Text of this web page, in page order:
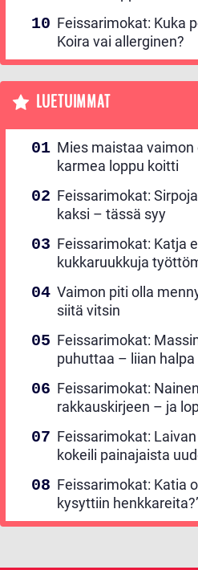
Feissarimokat: Kuka
Koira vai allerginen?
LUETUIMMAT
Mies maistaa
karmea loppu koitti
Feissarimokat:
kaksi – tässä syy
Feissarimokat: Katja
kukkaruukkuja
Vaimon piti olla
siitä vitsin
Feissarimokat:
puhuttaa – liian
Feissarimokat:
rakkauskirjeen – ja
Feissarimokat:
kokeili painajaista
Feissarimokat: Katia
kysyttiin